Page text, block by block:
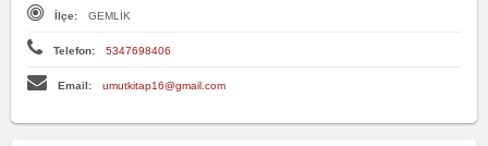
İlçe: GEMLİK
Telefon: 5347698406
Email: umutkitap16@gmail.com